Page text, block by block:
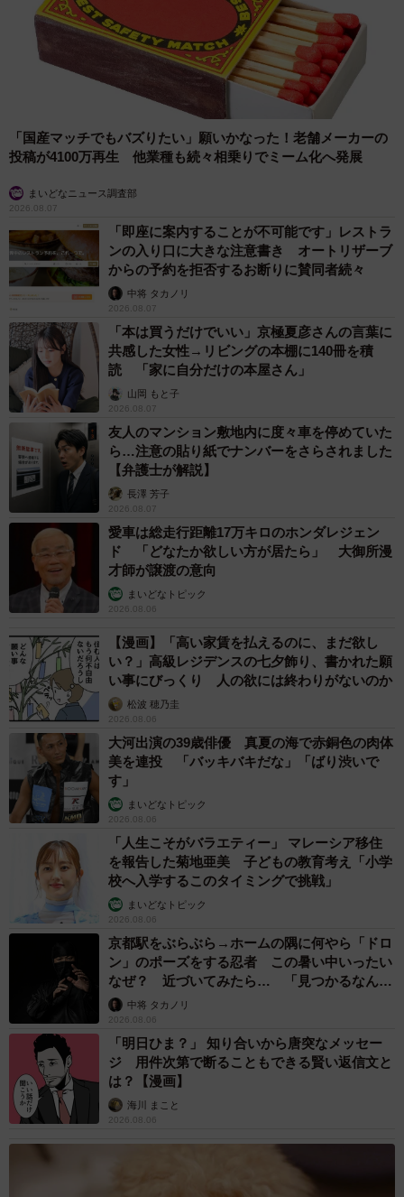
「国産マッチでもバズりたい」願いかなった！老舗メーカーの
投稿が4100万再生 他業種も続々相乗りでミーム化へ発展
まいどなニュース調査部
2026.08.07
「即座に案内することが不可能です」レストラ
ンの入り口に大きな注意書き オートリザーブ
からの予約を拒否するお断りに賛同者続々
中将 タカノリ
2026.08.07
「本は買うだけでいい」京極夏彦さんの言葉に
共感した女性→リビングの本棚に140冊を積
読 「家に自分だけの本屋さん」
山岡 もと子
2026.08.07
友人のマンション敷地内に度々車を停めていた
ら…注意の貼り紙でナンバーをさらされました
【弁護士が解説】
長澤 芳子
2026.08.07
愛車は総走行距離17万キロのホンダレジェン
ド 「どなたか欲しい方が居たら」 大御所漫
才師が譲渡の意向
まいどなトピック
2026.08.06
【漫画】「高い家賃を払えるのに、まだ欲し
い？」高級レジデンスの七夕飾り、書かれた願
い事にびっくり 人の欲には終わりがないのか
松波 穂乃圭
2026.08.06
大河出演の39歳俳優 真夏の海で赤銅色の肉体
美を連投 「バッキバキだな」「ばり渋いで
す」
まいどなトピック
2026.08.06
「人生こそがバラエティー」 マレーシア移住
を報告した菊地亜美 子どもの教育考え「小学
校へ入学するこのタイミングで挑戦」
まいどなトピック
2026.08.06
京都駅をぶらぶら→ホームの隅に何やら「ドロ
ン」のポーズをする忍者 この暑い中いったい
なぜ？ 近づいてみたら… 「見つかるなんて
未熟」中将 タカノリ
2026.08.06
「明日ひま？」 知り合いから唐突なメッセー
ジ 用件次第で断ることもできる賢い返信文と
は？【漫画】
海川 まこと
2026.08.06